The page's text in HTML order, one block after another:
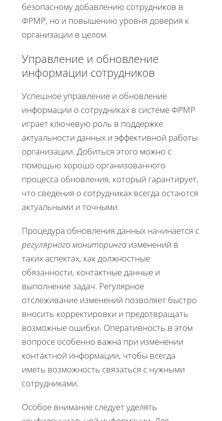
безопасному добавлению сотрудников в
ФРМР, но и повышению уровня доверия к
организации в целом.
Управление и обновление
информации сотрудников
Успешное управление и обновление
информации о сотрудниках в системе ФРМР
играет ключевую роль в поддержке
актуальности данных и эффективной работы
организации. Добиться этого можно с
помощью хорошо организованного
процесса обновления, который гарантирует,
что сведения о сотрудниках всегда остаются
актуальными и точными.
Процедура обновления данных начинается с
регулярного мониторинга изменений в
таких аспектах, как должностные
обязанности, контактные данные и
выполнение задач. Регулярное
отслеживание изменений позволяет быстро
вносить корректировки и предотвращать
возможные ошибки. Оперативность в этом
вопросе особенно важна при изменении
контактной информации, чтобы всегда
иметь возможность связаться с нужными
сотрудниками.
Особое внимание следует уделять